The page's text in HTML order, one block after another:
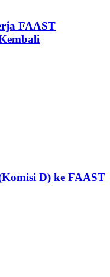
FAAST
D) ke FAAST